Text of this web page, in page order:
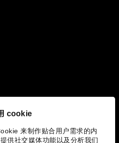
cookie
来制作贴合用户需求的内
供社交媒体功能以及分析我们